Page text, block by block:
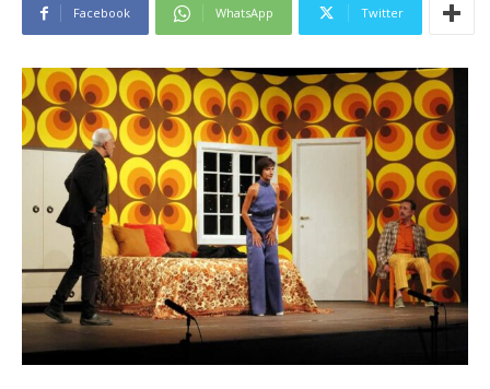
Facebook WhatsApp Twitter